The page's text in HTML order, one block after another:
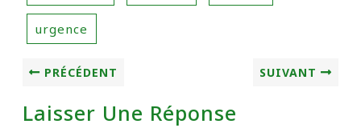
urgence
PRÉCÉDENT SUIVANT
Laisser Une Réponse